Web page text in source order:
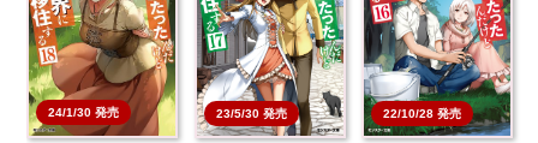
24/1/30 発売 23/5/30 発売 22/10/28 発売